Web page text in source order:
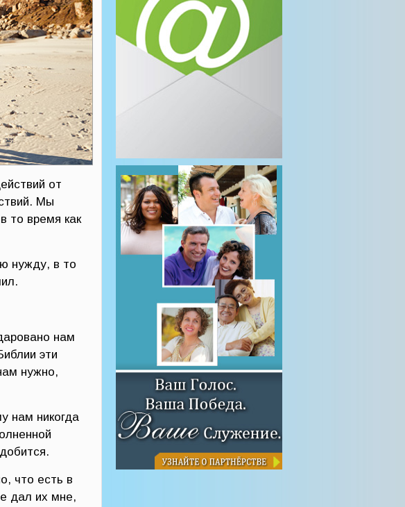
от
Мы
то время как
нужду, в то
нам
эти
нужно,
нам никогда
что есть в
дал их мне,